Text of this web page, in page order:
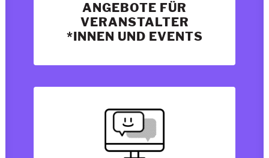
ANGEBOTE FÜR
VERANSTALTER
*INNEN UND EVENTS